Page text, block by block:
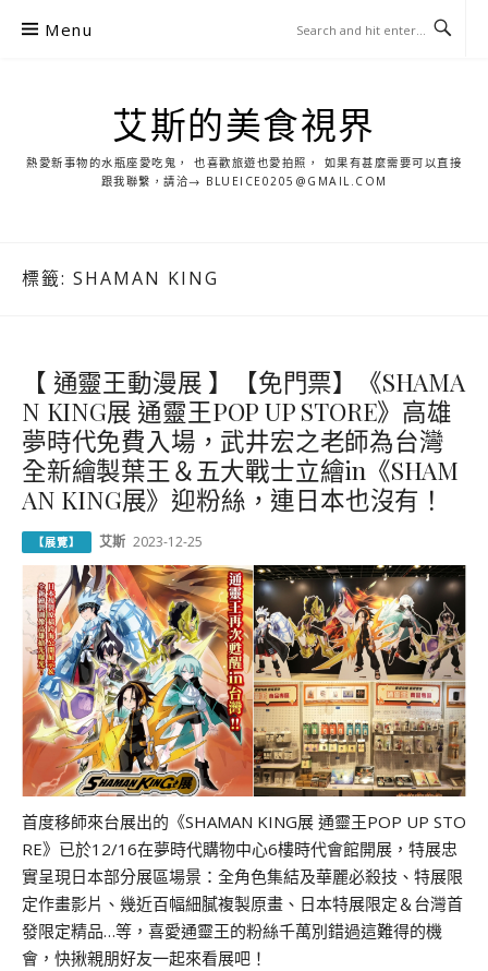
Menu
艾斯的美食視界
熱愛新事物的水瓶座愛吃鬼， 也喜歡旅遊也愛拍照， 如果有甚麼需要可以直接
跟我聯繫，請洽→ BLUEICE0205@GMAIL.COM
標籤: SHAMAN KING
【 通靈王動漫展 】【免門票】《SHAMA
N KING展 通靈王POP UP STORE》高雄
夢時代免費入場，武井宏之老師為台灣
全新繪製葉王＆五大戰士立繪in《SHAM
AN KING展》迎粉絲，連日本也沒有！
【展覽】 艾斯 2023-12-25
首度移師來台展出的《SHAMAN KING展 通靈王POP UP STO
RE》已於12/16在夢時代購物中心6樓時代會館開展，特展忠
實呈現日本部分展區場景：全角色集結及華麗必殺技、特展限
定作畫影片、幾近百幅細膩複製原畫、日本特展限定＆台灣首
發限定精品…等，喜愛通靈王的粉絲千萬別錯過這難得的機
會，快揪親朋好友一起來看展吧！